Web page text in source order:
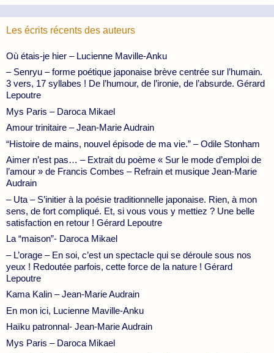
Les écrits récents des auteurs
Où étais-je hier – Lucienne Maville-Anku
– Senryu – forme poétique japonaise brève centrée sur l’humain.
3 vers, 17 syllabes ! De l’humour, de l’ironie, de l’absurde. Gérard
Lepoutre
Mys Paris – Daroca Mikael
Amour trinitaire – Jean-Marie Audrain
“Histoire de mains, nouvel épisode de ma vie.” – Odile Stonham
Aimer n’est pas… – Extrait du poème « Sur le mode d’emploi de
l’amour » de Francis Combes – Refrain et musique Jean-Marie
Audrain
– Uta – S’initier à la poésie traditionnelle japonaise. Rien, à mon
sens, de fort compliqué. Et, si vous vous y mettiez ? Une belle
satisfaction en retour ! Gérard Lepoutre
La “maison”- Daroca Mikael
– L’orage – En soi, c’est un spectacle qui se déroule sous nos
yeux ! Redoutée parfois, cette force de la nature ! Gérard
Lepoutre
Kama Kalin – Jean-Marie Audrain
En mon ici, Lucienne Maville-Anku
Haïku patronnal- Jean-Marie Audrain
Mys Paris – Daroca Mikael